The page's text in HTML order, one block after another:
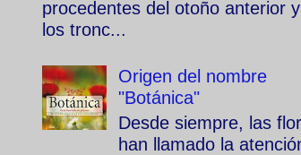
procedentes del otoño anterior y
los tronc...
Origen del nombre
"Botánica"
Desde siempre, las
han llamado la